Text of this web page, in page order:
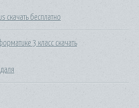
скачать бесплатно
3 класс скачать